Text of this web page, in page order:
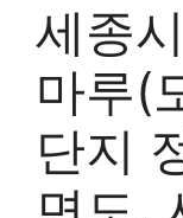
세종
마루(
단지